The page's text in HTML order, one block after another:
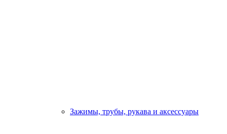
Зажимы, трубы, рукава и аксессуары